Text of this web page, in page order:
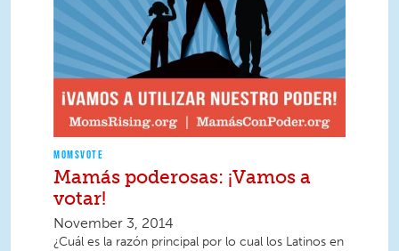
MOMSVOTE
Mamás poderosas: ¡Vamos a
votar!
November 3, 2014
¿Cuál es la razón principal por lo cual los Latinos en